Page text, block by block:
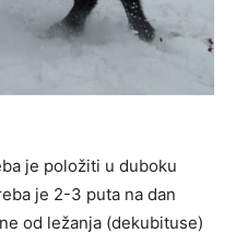
je položiti u duboku
je 2-3 puta na dan
od ležanja (dekubituse)